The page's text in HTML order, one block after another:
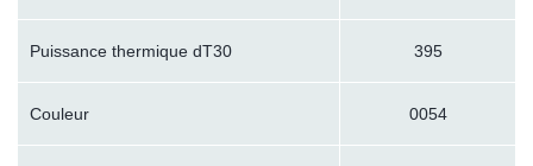
Puissance thermique dT30 395
Couleur 0054